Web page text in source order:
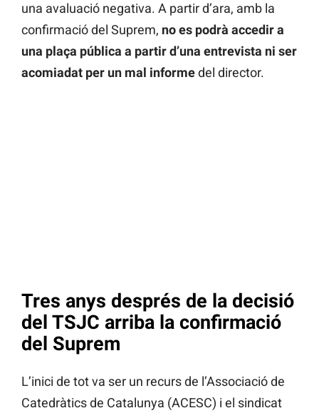
una avaluació negativa. A partir d’ara, amb la
confirmació del Suprem, no es podrà accedir a
una plaça pública a partir d’una entrevista ni ser
acomiadat per un mal informedel director.
Tres anys després de la decisió
del TSJC arriba la confirmació
del Suprem
L’inici de tot va ser un recurs de l’Associació de
Catedràtics de Catalunya (ACESC) i el sindicat